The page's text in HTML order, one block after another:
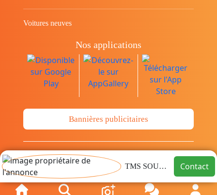
TMS SOUSSE Contact
Voitures neuves
Nos applications
Bannières publicitaires
© Copyright 2014-2026 Cava.tn Limited Tous
les droits sont réservés.